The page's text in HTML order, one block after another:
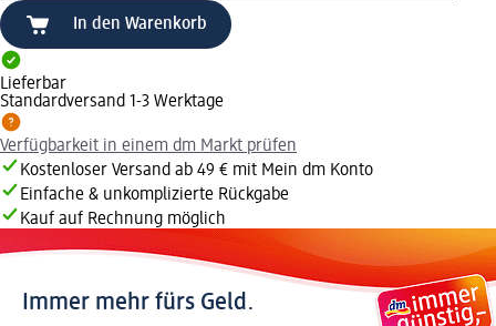
In den Warenkorb
Lieferbar
Standardversand 1-3 Werktage
Verfügbarkeit in einem dm Markt prüfen
Kostenloser Versand ab 49 € mit Mein dm Konto
Einfache & unkomplizierte Rückgabe
Kauf auf Rechnung möglich
Immer mehr fürs Geld.